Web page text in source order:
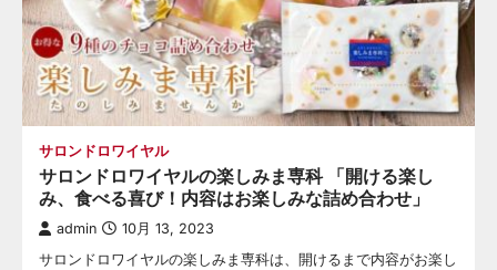
サロンドロワイヤル
サロンドロワイヤルの楽しみま専科 「開ける楽し
み、食べる喜び！内容はお楽しみな詰め合わせ」
admin 10月 13, 2023
サロンドロワイヤルの楽しみま専科は、開けるまで内容がお楽し